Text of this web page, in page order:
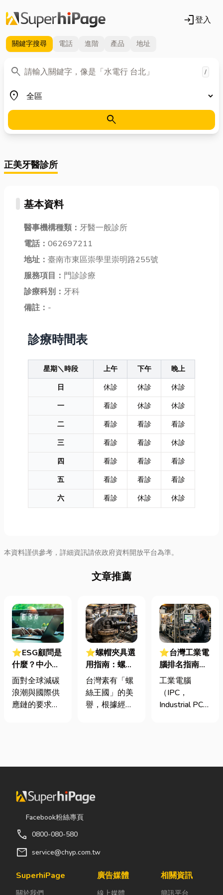
login登入
關鍵字搜尋 電話 進階 產品 地址
search
關鍵字 /
place
地區
search
正美牙醫診所
基本資料
醫事機構種類： 牙醫一般診所
電話： 062697211
地址： 臺南市東區崇學里崇明路255號
服務項目： 門診診療
診療科別： 牙科
備註： -
診療時間表
星期＼時段 上午 下午
晚上
日
休診 休診
休診
一
看診 休診
休診
二
看診 看診
看診
三
看診 看診
休診
四
看診 看診
看診
五
看診 看診
看診
六
看診 休診 休診
本資料謹供參考，詳細資訊請依政府資料開放平台為準。
文章推薦
⭐ESG顧問是
什麼？中小企
業挑選四大永
續顧問服務的
實用指南
面對全球減碳
浪潮與國際供
應鏈的要求，
要求提供「碳
「永續報告
書」。這讓不
少傳產老闆感
底 ESG 永續是
什麼？我們公
真的需要找
⭐螺帽夾具選
用指南：螺母
挾具頻繁耗
損？3大關鍵
提升扣件成型
台灣素有「螺
絲王國」的美
譽，根據經濟
額高達 42.1
731816）產
戶對扣件精度
日益嚴苛的趨
⭐台灣工業電
腦排名指南：
台灣三大工業
電腦龍頭有哪
些？工廠採購
工業電腦
（IPC，
Industrial PC）
的硬體運算平
機無法應付高
Facebook粉絲專頁
call 0800-080-580
mail service@chyp.com.tw
SuperhiPage
關於我們
廣告媒體
線上媒體
相關資訊
簡訊平台